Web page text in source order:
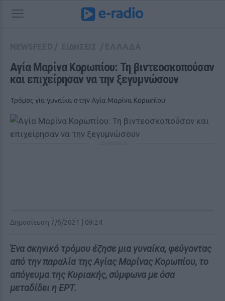
Αγία Μαρίνα Κορωπίου: Τη βιντεοσκοπούσαν
και επιχείρησαν να την ξεγυμνώσουν
Τρόμος για γυναίκα στην Αγία Μαρίνα Κορωπίου
Δημοσίευση 7/6/2021 | 09:24
Ένα σκηνικό τρόμου έζησε μια γυναίκα, φεύγοντας
από την παραλία της Αγίας Μαρίνας Κορωπίου, το
απόγευμα της Κυριακής, σύμφωνα με όσα
μεταδίδει η ΕΡΤ.